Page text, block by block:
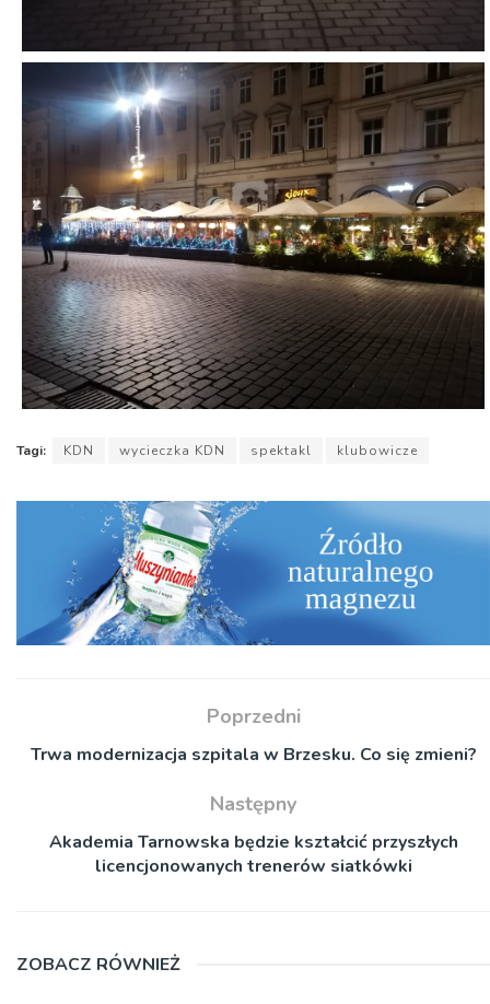
Tagi: KDN wycieczka KDN spektakl klubowicze
Poprzedni
Trwa modernizacja szpitala w Brzesku. Co się zmieni?
Następny
Akademia Tarnowska będzie kształcić przyszłych
licencjonowanych trenerów siatkówki
ZOBACZ RÓWNIEŻ